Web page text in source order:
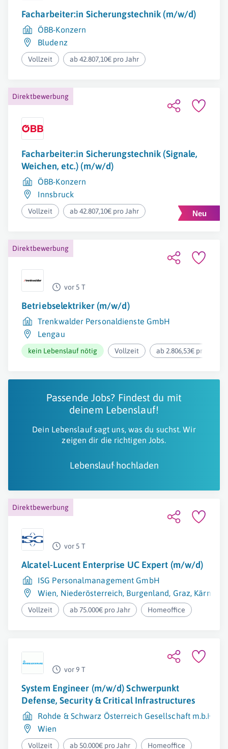
Facharbeiter:in Sicherungstechnik (m/w/d)
ÖBB-Konzern
Bludenz
Vollzeit ab 42.807,10€ pro Jahr
Direktbewerbung
Facharbeiter:in Sicherungstechnik (Signale,
Weichen, etc.) (m/w/d)
ÖBB-Konzern
Innsbruck
Vollzeit ab 42.807,10€ pro Jahr
Direktbewerbung
vor 5 T
Betriebselektriker (m/w/d)
Trenkwalder Personaldienste GmbH
Lengau
kein Lebenslauf nötig Vollzeit ab 2.806,53€ pro
Passende Jobs? Findest du mit
deinem Lebenslauf!
Dein Lebenslauf sagt uns, was du suchst. Wir
zeigen dir die richtigen Jobs.
Lebenslauf hochladen
Direktbewerbung
vor 5 T
Alcatel-Lucent Enterprise UC Expert (m/w/d)
ISG Personalmanagement GmbH
Wien, Niederösterreich, Burgenland, Graz, Kärnten
Vollzeit ab 75.000€ pro Jahr Homeoffice
vor 9 T
System Engineer (m/w/d) Schwerpunkt
Defense, Security & Critical Infrastructures
Rohde & Schwarz Österreich Gesellschaft m.b.H.
Wien
Vollzeit ab 50.000€ pro Jahr Homeoffice